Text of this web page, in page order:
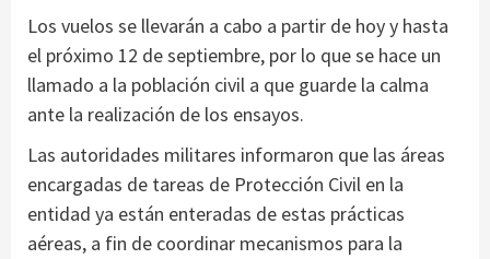
Los vuelos se llevarán a cabo a partir de hoy y hasta
el próximo 12 de septiembre, por lo que se hace un
llamado a la población civil a que guarde la calma
ante la realización de los ensayos.
Las autoridades militares informaron que las áreas
encargadas de tareas de Protección Civil en la
entidad ya están enteradas de estas prácticas
aéreas, a fin de coordinar mecanismos para la